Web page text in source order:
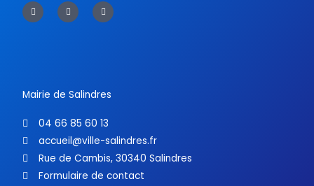
a
c
e
w
i
t
o
u
t
Mairie de Salindres
04 66 85 60 13
accueil@ville-salindres.fr
Rue de Cambis, 30340 Salindres
Formulaire de contact